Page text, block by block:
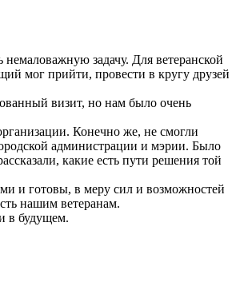
задачу. Для ветеранской
мог прийти, провести в кругу друзей
визит, но нам было очень
Конечно же, не смогли
администрации и мэрии. Было
какие есть пути решения той
и готовы, в меру сил и возможностей
нашим ветеранам.
в будущем.